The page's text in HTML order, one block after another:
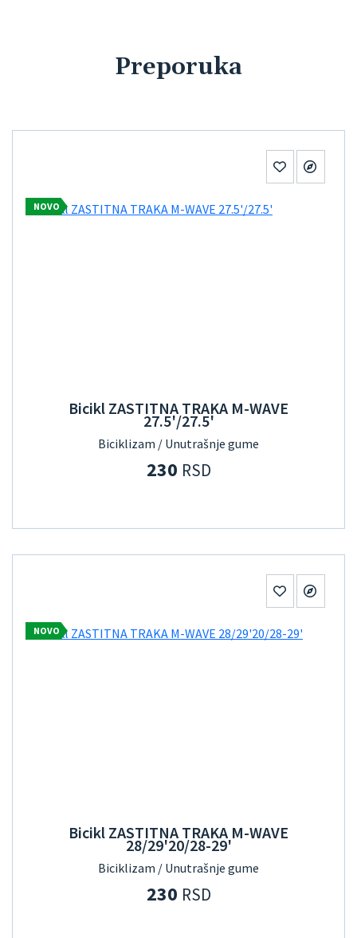
Preporuka
NOVO
Bicikl ZASTITNA TRAKA M-WAVE
27.5'/27.5'
Biciklizam / Unutrašnje gume
230 RSD
NOVO
Bicikl ZASTITNA TRAKA M-WAVE
28/29'20/28-29'
Biciklizam / Unutrašnje gume
230 RSD